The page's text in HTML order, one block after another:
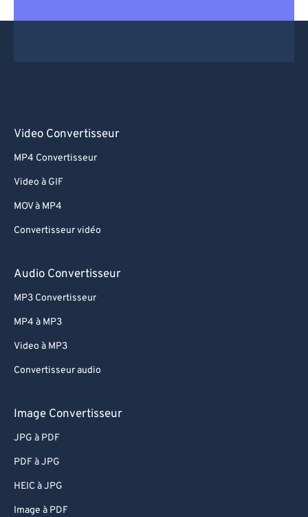
Video Convertisseur
MP4 Convertisseur
Video à GIF
MOV à MP4
Convertisseur vidéo
Audio Convertisseur
MP3 Convertisseur
MP4 à MP3
Video à MP3
Convertisseur audio
Image Convertisseur
JPG à PDF
PDF à JPG
HEIC à JPG
Image à PDF